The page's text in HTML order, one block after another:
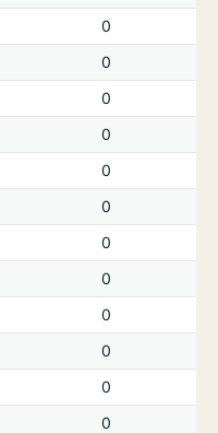
0
0
0
0
0
0
0
0
0
0
0
0